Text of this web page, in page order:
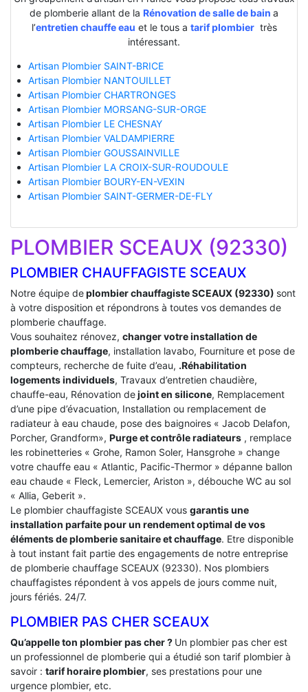
de plomberie allant de la Rénovation de salle de bain a
l’entretien chauffe eau et le tous a tarif plombiertrès
intéressant.
Artisan Plombier SAINT-BRICE
Artisan Plombier NANTOUILLET
Artisan Plombier CHARTRONGES
Artisan Plombier MORSANG-SUR-ORGE
Artisan Plombier LE CHESNAY
Artisan Plombier VALDAMPIERRE
Artisan Plombier GOUSSAINVILLE
Artisan Plombier LA CROIX-SUR-ROUDOULE
Artisan Plombier BOURY-EN-VEXIN
Artisan Plombier SAINT-GERMER-DE-FLY
PLOMBIER SCEAUX (92330)
PLOMBIER CHAUFFAGISTE SCEAUX
Notre équipe deplombier chauffagiste SCEAUX (92330) sont
à votre disposition et répondrons à toutes vos demandes de
plomberie chauffage.
Vous souhaitez rénovez, changer votre installation de
plomberie chauffage, installation lavabo, Fourniture et pose de
compteurs, recherche de fuite d’eau, .Réhabilitation
logements individuels, Travaux d’entretien chaudière,
chauffe-eau, Rénovation dejoint en silicone, Remplacement
d’une pipe d’évacuation, Installation ou remplacement de
radiateur à eau chaude, pose des baignoires « Jacob Delafon,
Porcher, Grandform», Purge et contrôle radiateurs , remplace
les robinetteries « Grohe, Ramon Soler, Hansgrohe » change
votre chauffe eau « Atlantic, Pacific-Thermor » dépanne ballon
eau chaude « Fleck, Lemercier, Ariston », débouche WC au sol
« Allia, Geberit ».
Le plombier chauffagiste SCEAUX vous garantis une
installation parfaite pour un rendement optimal de vos
éléments de plomberie sanitaire et chauffage. Etre disponible
à tout instant fait partie des engagements de notre entreprise
de plomberie chauffage SCEAUX (92330). Nos plombiers
chauffagistes répondent à vos appels de jours comme nuit,
jours fériés. 24/7.
PLOMBIER PAS CHER SCEAUX
Qu’appelle ton plombier pas cher ? Un plombier pas cher est
un professionnel de plomberie qui a étudié son tarif plombier à
savoir : tarif horaire plombier, ses prestations pour une
urgence plombier, etc.